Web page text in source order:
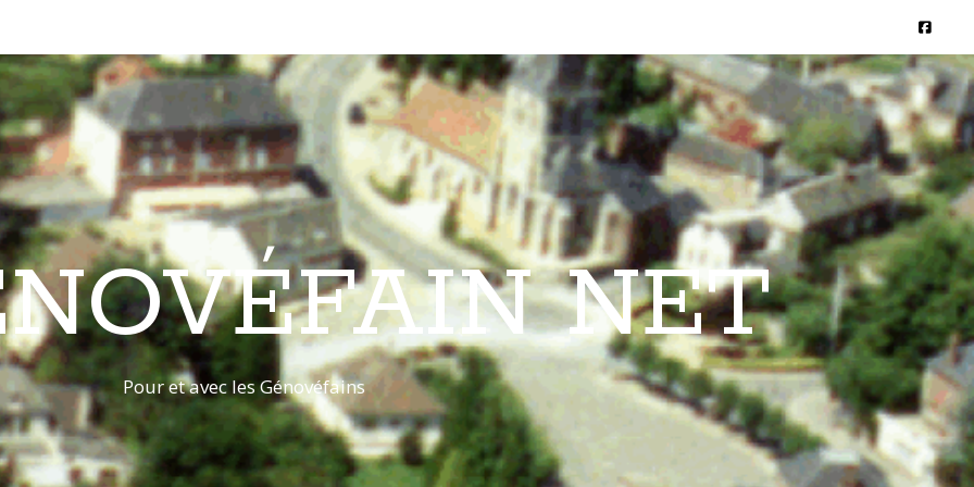
NET
Pour et avec les Génovéfains